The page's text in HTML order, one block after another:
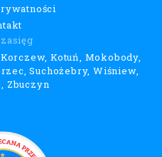
Kotuń, Mokobody,
Suchożebry, Wiśniew,
Zbuczyn